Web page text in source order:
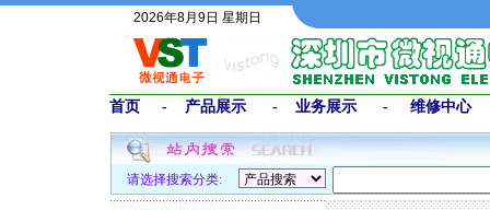
2026年8月9日 星期日
首页 - 产品展示 - 业务展示 - 维修中心
请选择搜索分类: